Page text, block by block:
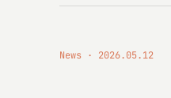
News 2026.05.12